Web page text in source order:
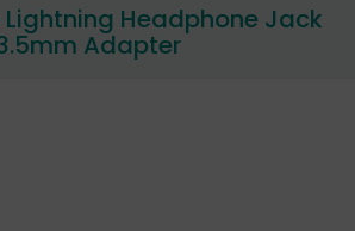
Headphone Jack
Adapter